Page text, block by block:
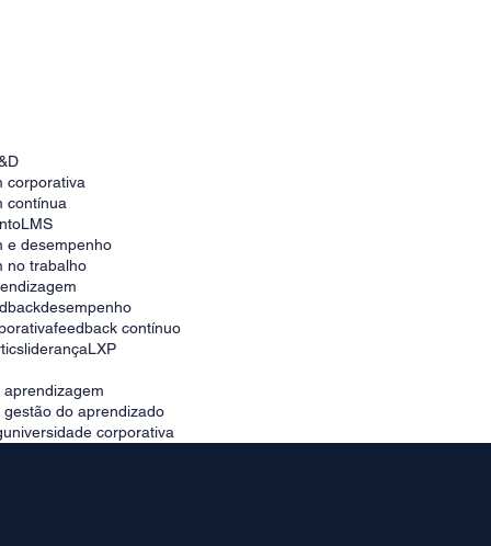
corporativa
contínua
LMS
e desempenho
no trabalho
desempenho
feedback contínuo
liderançaLXP
do aprendizado
universidade corporativa